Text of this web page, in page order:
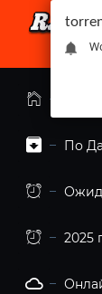
По
2025